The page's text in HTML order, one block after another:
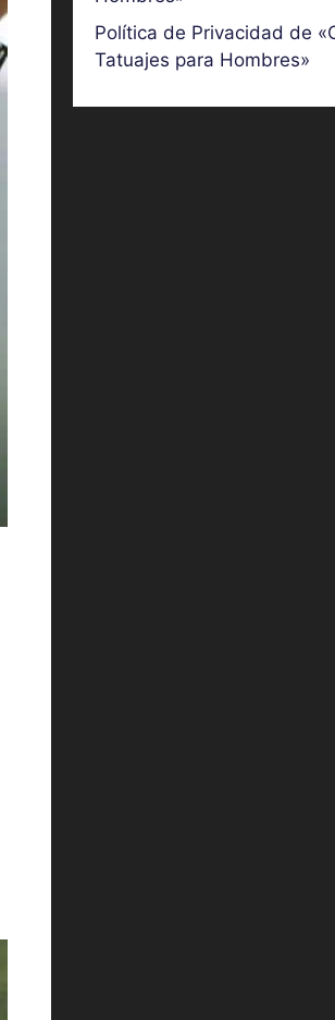
Política de Privacidad de
Tatuajes para Hombres»